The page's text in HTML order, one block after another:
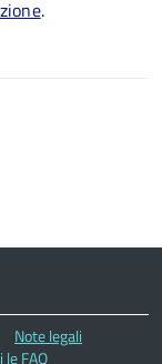
.
Note legali
le FAQ